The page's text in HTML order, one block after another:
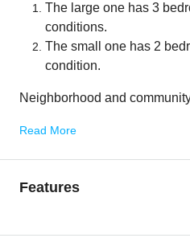
The large one has 3
conditions.
The small one has 2
condition.
Neighborhood and
Read More
Features